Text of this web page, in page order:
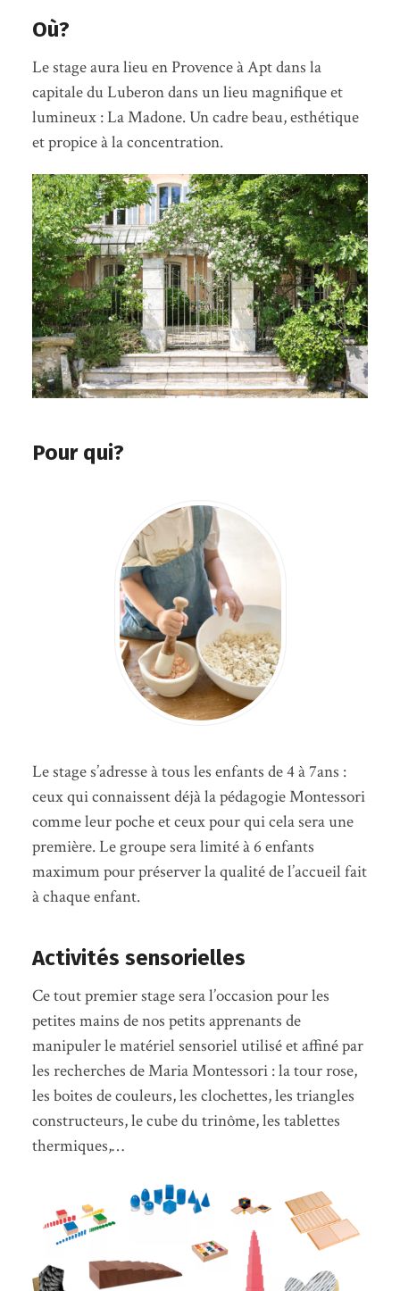
Où?
Le stage aura lieu en Provence à Apt dans la
capitale du Luberon dans un lieu magnifique et
lumineux : La Madone. Un cadre beau, esthétique
et propice à la concentration.
Pour qui?
Le stage s’adresse à tous les enfants de 4 à 7ans :
ceux qui connaissent déjà la pédagogie Montessori
comme leur poche et ceux pour qui cela sera une
première. Le groupe sera limité à 6 enfants
maximum pour préserver la qualité de l’accueil fait
à chaque enfant.
Activités sensorielles
Ce tout premier stage sera l’occasion pour les
petites mains de nos petits apprenants de
manipuler le matériel sensoriel utilisé et affiné par
les recherches de Maria Montessori : la tour rose,
les boites de couleurs, les clochettes, les triangles
constructeurs, le cube du trinôme, les tablettes
thermiques,…